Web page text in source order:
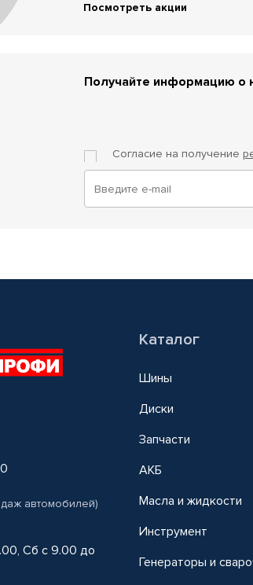
Посмотреть акции
Получайте информацию о
Согласие на получение
автомобилей)
Сб с 9.00 до
Каталог
Шины
Диски
Запчасти
АКБ
Масла и жидкости
Инструмент
Генераторы и